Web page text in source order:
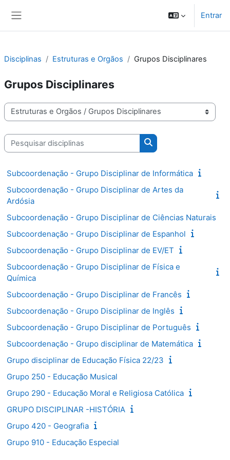
Entrar
Disciplinas Estruturas e Orgãos Grupos Disciplinares
Grupos Disciplinares
Categorias de disciplinas
Pesquisar disciplinas
Pesquisar disciplinas
Subcoordenação - Grupo Disciplinar de Informática
Subcoordenação - Grupo Disciplinar de Artes da
Ardósia
Subcoordenação - Grupo Disciplinar de Ciências Naturais
Subcoordenação - Grupo Disciplinar de Espanhol
Subcoordenação - Grupo Disciplinar de EV/ET
Subcoordenação - Grupo Disciplinar de Física e
Química
Subcoordenação - Grupo Disciplinar de Francês
Subcoordenação - Grupo Disciplinar de Inglês
Subcoordenação - Grupo Disciplinar de Português
Subcoordenação - Grupo disciplinar de Matemática
Grupo disciplinar de Educação Física 22/23
Grupo 250 - Educação Musical
Grupo 290 - Educação Moral e Religiosa Católica
GRUPO DISCIPLINAR -HISTÓRIA
Grupo 420 - Geografia
Grupo 910 - Educação Especial